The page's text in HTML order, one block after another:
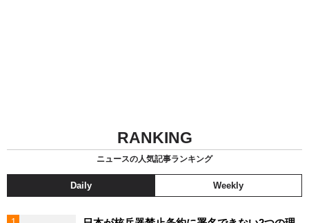
RANKING
ニュースの人気記事ランキング
Daily Weekly